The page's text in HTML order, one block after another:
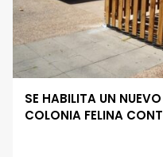
SE HABILITA UN
COLONIA FELINA